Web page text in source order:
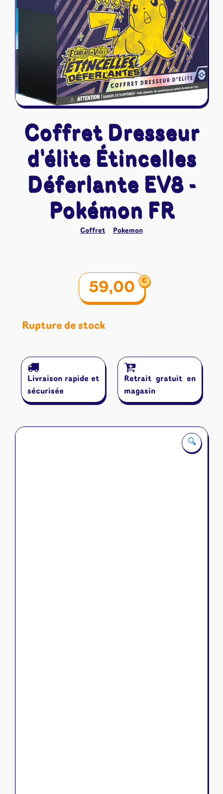
Naruto Mythos
Autres
Tapis de jeu
🔍
Coffret Dresseur
d'élite Étincelles
Déferlante EV8 -
Pokémon FR
Coffret Pokemon
59,00 €
Rupture de stock
Livraison rapide et
sécurisée
Retrait gratuit en
magasin